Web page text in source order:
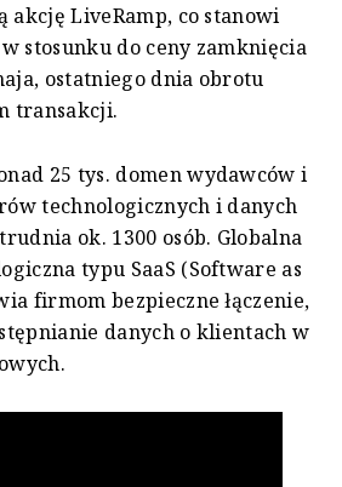
akcję LiveRamp, co stanowi
stosunku do ceny zamknięcia
ostatniego dnia obrotu
transakcji.
25 tys. domen wydawców i
technologicznych i danych
ok. 1300 osób. Globalna
typu SaaS (Software as
firmom bezpieczne łączenie,
danych o klientach w